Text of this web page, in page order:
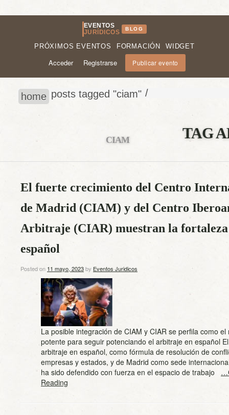
EVENTOS
JURÍDICOS
BLOG
PRÓXIMOS EVENTOS FORMACIÓN WIDGET
Acceder Registrarse Publicar evento
home /
posts tagged "ciam"
TAG
CIAM
El fuerte crecimiento del Centro
de Madrid (CIAM) y del Centro
Arbitraje (CIAR) muestran la fortaleza
español
Posted on 11 mayo, 2023by Eventos Juridicos
La posible integración de CIAM y CIAR se perfila como el
potente para seguir potenciando el arbitraje en español
arbitraje en español, como fórmula de resolución de
empresas y estados, y de Madrid como sede
ha sido defendido con fuerza en el espacio de trabajo
Reading